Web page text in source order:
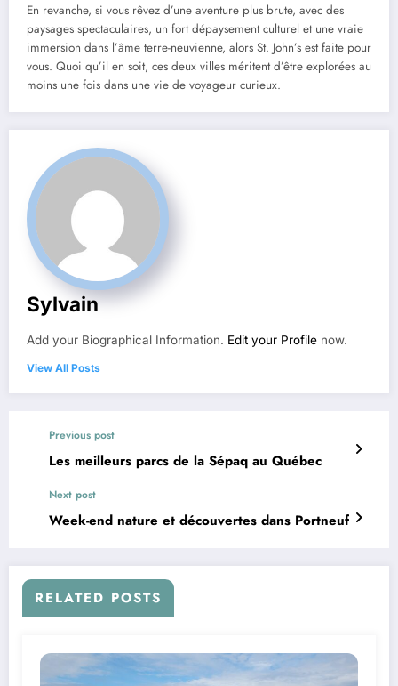
En revanche, si vous rêvez d’une aventure plus brute, avec des
paysages spectaculaires, un fort dépaysement culturel et une vraie
immersion dans l’âme terre-neuvienne, alors St. John’s est faite pour
vous. Quoi qu’il en soit, ces deux villes méritent d’être explorées au
moins une fois dans une vie de voyageur curieux.
Sylvain
Add your Biographical Information. Edit your Profile now.
View All Posts
Previous post
Les meilleurs parcs de la Sépaq au Québec
Next post
Week-end nature et découvertes dans Portneuf
RELATED POSTS